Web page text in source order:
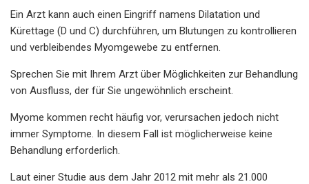
Ein Arzt kann auch einen Eingriff namens Dilatation und
Kürettage (D und C) durchführen, um Blutungen zu kontrollieren
und verbleibendes Myomgewebe zu entfernen.
Sprechen Sie mit Ihrem Arzt über Möglichkeiten zur Behandlung
von Ausfluss, der für Sie ungewöhnlich erscheint.
Myome kommen recht häufig vor, verursachen jedoch nicht
immer Symptome. In diesem Fall ist möglicherweise keine
Behandlung erforderlich.
Laut einer Studie aus dem Jahr 2012 mit mehr als 21.000